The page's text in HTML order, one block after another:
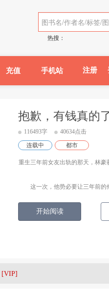
热搜：
充值 手机站 注册
抱歉，有钱真的
116493字
40634点击
连载中
都市
重生三年前女友出轨的那天，林
这一次，他势必要让三年前的
开始阅读
[VIP]